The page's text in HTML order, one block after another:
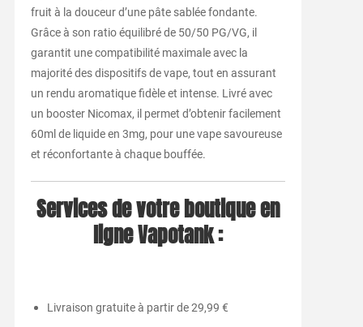
fruit à la douceur d’une pâte sablée fondante.
Grâce à son ratio équilibré de 50/50 PG/VG, il
garantit une compatibilité maximale avec la
majorité des dispositifs de vape, tout en assurant
un rendu aromatique fidèle et intense. Livré avec
un booster Nicomax, il permet d’obtenir facilement
60ml de liquide en 3mg, pour une vape savoureuse
et réconfortante à chaque bouffée.
Services de votre boutique en
ligne Vapotank :
Livraison gratuite à partir de 29,99 €